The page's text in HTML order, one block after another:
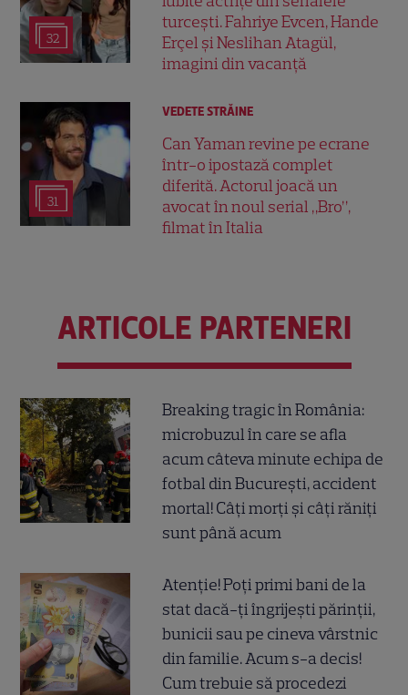
32
turcești. Fahriye Evcen, Hande
Erçel și Neslihan Atagül,
imagini din vacanță
31
VEDETE STRĂINE
Can Yaman revine pe ecrane
într-o ipostază complet
diferită. Actorul joacă un
avocat în noul serial „Bro”,
filmat în Italia
ARTICOLE PARTENERI
Breaking tragic în România:
microbuzul în care se afla
acum câteva minute echipa de
fotbal din București, accident
mortal! Câți morți și câți răniți
sunt până acum
Atenție! Poți primi bani de la
stat dacă-ți îngrijești părinții,
bunicii sau pe cineva vârstnic
din familie. Acum s-a decis!
Cum trebuie să procedezi